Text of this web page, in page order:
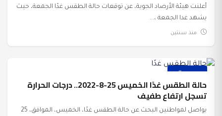
أعلنت هيئة الأرصاد الجوية، عن توقعات حالة الطقس غدًا الجمعة، حيث
يشهد غدا الجمعة ،...
منذ سنتين
عرب وعالم
حالة الطقس غدًا الخميس 25-8-2022.. درجات الحرارة
تسجل ارتفاع طفيف
يواصل لمواطنين البحث عن حالة الطقس غدًا، الخميس، الموافق، 25